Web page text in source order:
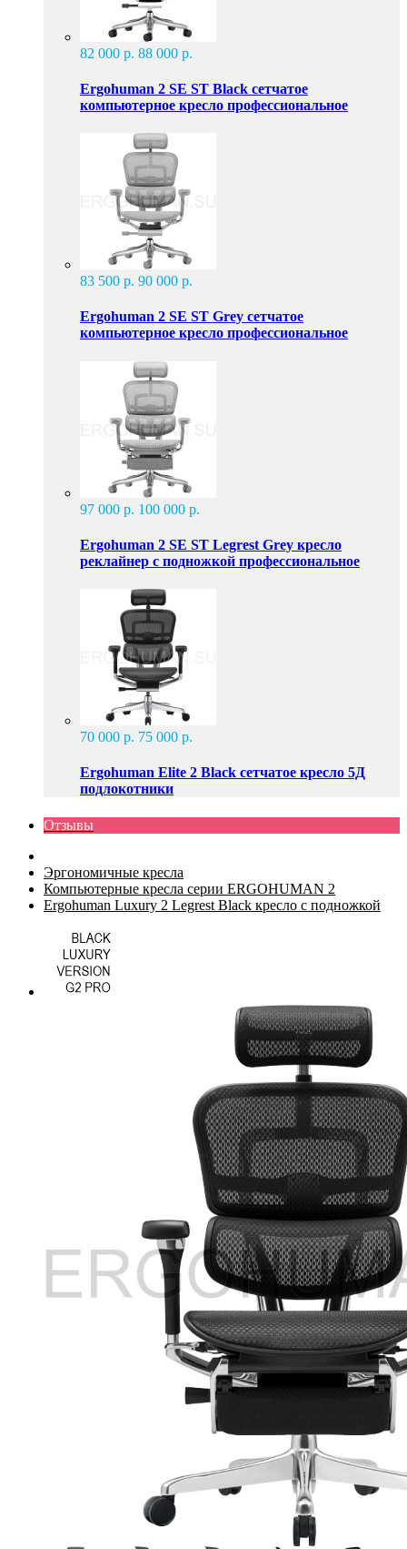
82 000 р. 88 000 р.
Ergohuman 2 SE ST Black сетчатое
компьютерное кресло профессиональное
83 500 р. 90 000 р.
Ergohuman 2 SE ST Grey сетчатое
компьютерное кресло профессиональное
97 000 р. 100 000 р.
Ergohuman 2 SE ST Legrest Grey кресло
реклайнер с подножкой профессиональное
70 000 р. 75 000 р.
Ergohuman Elite 2 Black сетчатое кресло 5Д
подлокотники
Отзывы
Эргономичные кресла
Компьютерные кресла серии ERGOHUMAN 2
Ergohuman Luxury 2 Legrest Black кресло с подножкой